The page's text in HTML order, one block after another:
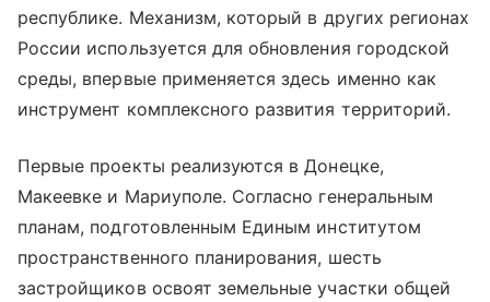
республике. Механизм, который в других регионах
России используется для обновления городской
среды, впервые применяется здесь именно как
инструмент комплексного развития территорий.
Первые проекты реализуются в Донецке,
Макеевке и Мариуполе. Согласно генеральным
планам, подготовленным Единым институтом
пространственного планирования, шесть
застройщиков освоят земельные участки общей